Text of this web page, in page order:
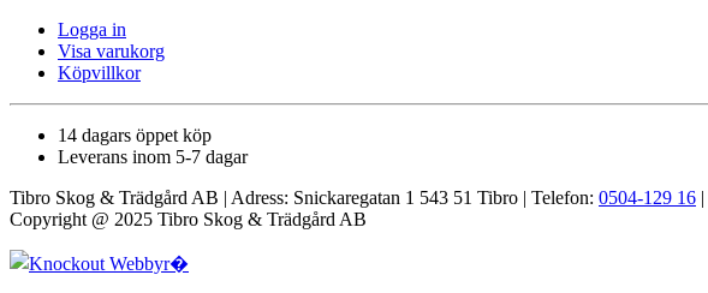
Logga in
Visa varukorg
Köpvillkor
14 dagars öppet köp
Leverans inom 5-7 dagar
Tibro Skog & Trädgård AB | Adress: Snickaregatan 1 543 51 Tibro | Telefon: 0504-129 16 |
Copyright @ 2025 Tibro Skog & Trädgård AB